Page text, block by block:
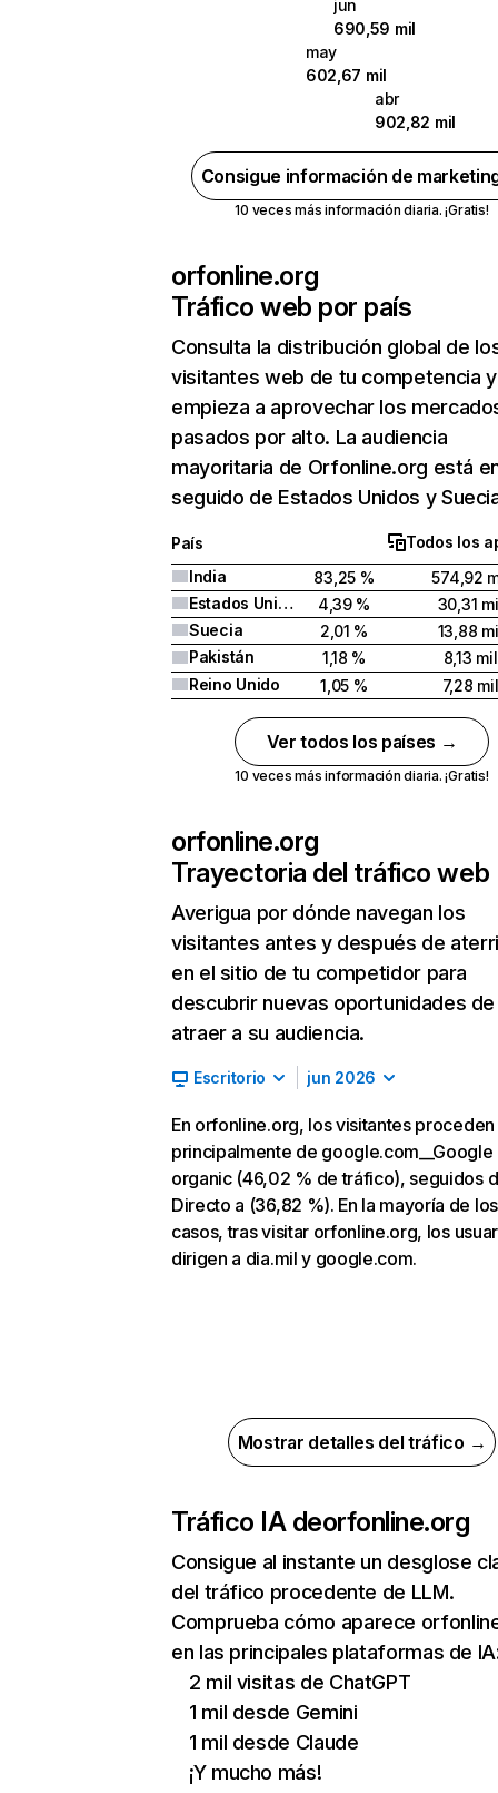
jun
690,59 mil
may
602,67 mil
abr
902,82 mil
Consigue información de
10 veces más información diaria. ¡Gratis!
orfonline.org
Tráfico web por país
Consulta la distribución global de
visitantes web de tu competencia y
empieza a aprovechar los
pasados por alto. La audiencia
mayoritaria de Orfonline.org está
seguido de Estados Unidos y
País
Todos los
India
83,25 %
574,92
Estados Unidos
4,39 %
30,31
Suecia
2,01 %
13,88
Pakistán
1,18 %
8,13 mil
Reino Unido
1,05 % 7,28 mil
Ver todos los países →
10 veces más información diaria. ¡Gratis!
orfonline.org
Trayectoria del tráfico web
Averigua por dónde navegan los
visitantes antes y después de
en el sitio de tu competidor para
descubrir nuevas oportunidades de
atraer a su audiencia.
Escritorio jun 2026
En orfonline.org, los visitantes proceden
principalmente de google.com__Google
organic (46,02 % de tráfico), seguidos
Directo a (36,82 %). En la mayoría de los
casos, tras visitar orfonline.org, los
dirigen a dia.mil y google.com.
Mostrar detalles del tráfico →
Tráfico IA deorfonline.org
Consigue al instante un desglose
del tráfico procedente de LLM.
Comprueba cómo aparece
en las principales plataformas de
2 mil visitas de ChatGPT
1 mil desde Gemini
1 mil desde Claude
¡Y mucho más!